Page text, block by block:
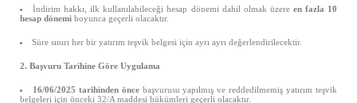
İndirim hakkı, ilk kullanılabileceği hesap dönemi dahil olmak üzere en fazla 10
hesap dönemi boyunca geçerli olacaktır.
Süre sınırı her bir yatırım teşvik belgesi için ayrı ayrı değerlendirilecektir.
2. Başvuru Tarihine Göre Uygulama
16/06/2025 tarihinden öncebaşvurusu yapılmış ve reddedilmemiş yatırım teşvik
belgeleri için önceki 32/A maddesi hükümleri geçerli olacaktır.